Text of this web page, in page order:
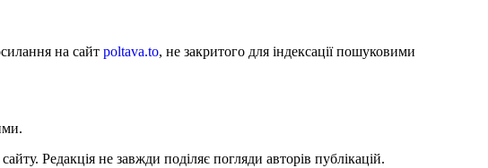
на сайт poltava.to, не закритого для індексації пошуковими
Редакція не завжди поділяє погляди авторів публікацій.